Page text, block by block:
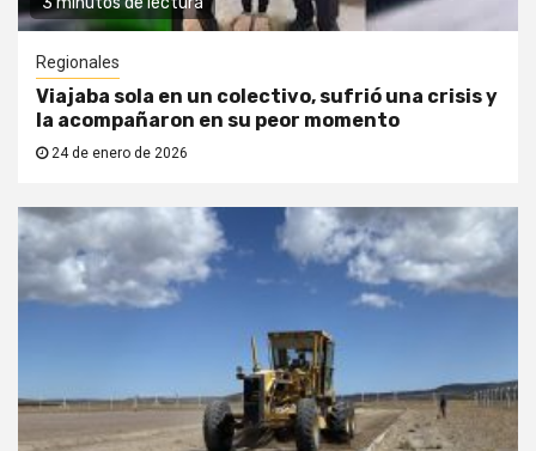
Regionales
Viajaba sola en un colectivo, sufrió una crisis y
la acompañaron en su peor momento
24 de enero de 2026